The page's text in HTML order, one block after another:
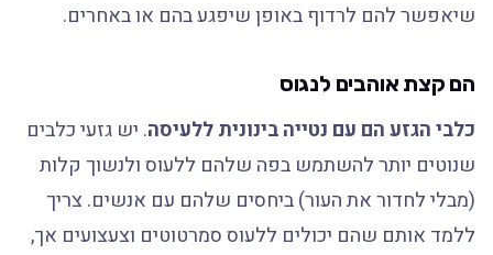
שיאפשר להם לרדוף באופן שיפגע בהם או באחרים.
הם קצת אוהבים לנגוס
כלבי הגזע הם עם נטייה בינונית ללעיסה. יש גזעי כלבים
שנוטים יותר להשתמש בפה שלהם ללעוס ולנשוך קלות
(מבלי לחדור את העור) ביחסים שלהם עם אנשים. צריך
ללמד אותם שהם יכולים ללעוס סמרטוטים וצעצועים אך,